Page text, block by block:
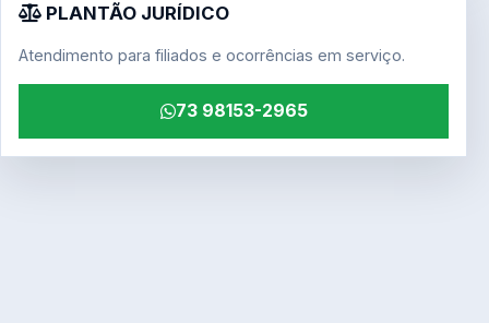
PLANTÃO JURÍDICO
Atendimento para filiados e ocorrências em serviço.
73 98153-2965